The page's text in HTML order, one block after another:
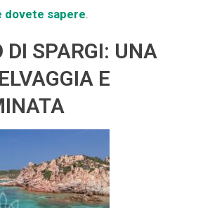
sapere.
DI SPARGI: UNA
E